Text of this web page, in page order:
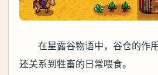
在星露谷物语中，谷仓的作
还关系到牲畜的日常喂食。